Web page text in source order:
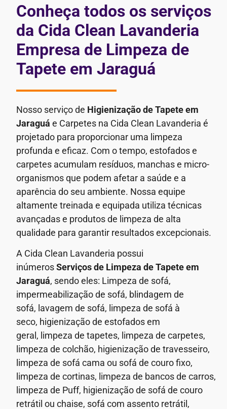
Conheça todos os serviços
da Cida Clean Lavanderia
Empresa de Limpeza de
Tapete em Jaraguá
Nosso serviço de Higienização de Tapete em
Jaraguá e Carpetes na Cida Clean Lavanderia é
projetado para proporcionar uma limpeza
profunda e eficaz. Com o tempo, estofados e
carpetes acumulam resíduos, manchas e micro-
organismos que podem afetar a saúde e a
aparência do seu ambiente. Nossa equipe
altamente treinada e equipada utiliza técnicas
avançadas e produtos de limpeza de alta
qualidade para garantir resultados excepcionais.
A Cida Clean Lavanderia possui
inúmerosServiços de Limpeza de Tapete em
Jaraguá, sendo eles: Limpeza de sofá,
impermeabilização de sofá, blindagem de
sofá, lavagem de sofá, limpeza de sofá à
seco, higienização de estofados em
geral, limpeza de tapetes, limpeza de carpetes,
limpeza de colchão, higienização de travesseiro,
limpeza de sofá cama ou sofá de couro fixo,
limpeza de cortinas, limpeza de bancos de carros,
limpeza de Puff, higienização de sofá de couro
retrátil ou chaise, sofá com assento retrátil,